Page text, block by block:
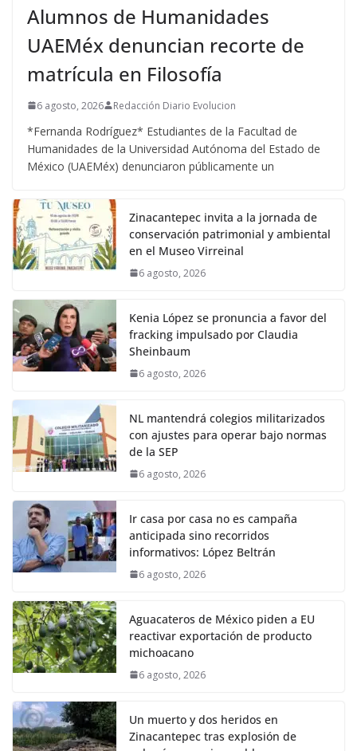
Alumnos de Humanidades
UAEMéx denuncian recorte de
matrícula en Filosofía
6 agosto, 2026 Redacción Diario Evolucion
*Fernanda Rodríguez* Estudiantes de la Facultad de
Humanidades de la Universidad Autónoma del Estado de
México (UAEMéx) denunciaron públicamente un
Zinacantepec invita a la jornada de
conservación patrimonial y ambiental
en el Museo Virreinal
6 agosto, 2026
Kenia López se pronuncia a favor del
fracking impulsado por Claudia
Sheinbaum
6 agosto, 2026
NL mantendrá colegios militarizados
con ajustes para operar bajo normas
de la SEP
6 agosto, 2026
Ir casa por casa no es campaña
anticipada sino recorridos
informativos: López Beltrán
6 agosto, 2026
Aguacateros de México piden a EU
reactivar exportación de producto
michoacano
6 agosto, 2026
Un muerto y dos heridos en
Zinacantepec tras explosión de